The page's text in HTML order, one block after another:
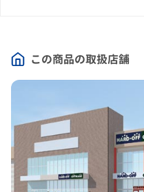
この商品の取扱店舗